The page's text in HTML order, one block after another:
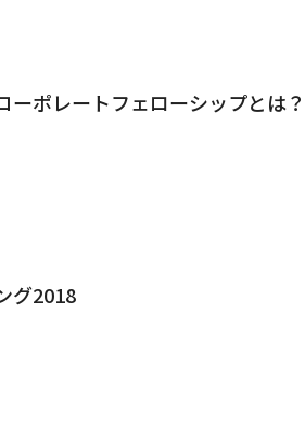
ポレートフェローシップとは？
グ2018